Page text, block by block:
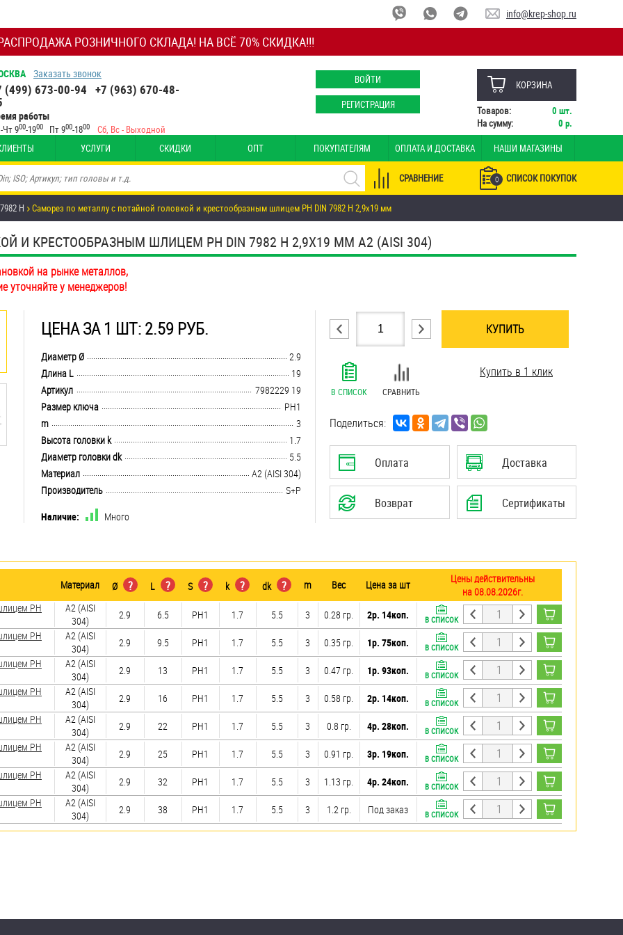
РОЗНИЧНОГО СКЛАДА! НА ВСЁ 70% СКИДКА!!!
info@krep-shop.ru
Заказать звонок
(499) 673-00-94 +7 (963) 670-48-
работы
Чт 900-1900 Пт 900-1800 Сб, Вс - Выходной
ВОЙТИ
РЕГИСТРАЦИЯ
КОРЗИНА
Товаров: 0 шт.
На сумму:
0 р.
УСЛУГИ СКИДКИ ОПТ ПОКУПАТЕЛЯМ ОПЛАТА И ДОСТАВКА НАШИ МАГАЗИНЫ
0 СПИСОК ПОКУПОК
СРАВНЕНИЕ
H Саморез по металлу с потайной головкой и крестообразным шлицем PH DIN 7982 H 2,9х19 мм
И КРЕСТООБРАЗНЫМ ШЛИЦЕМ PH DIN 7982 H 2,9Х19 ММ А2 (AISI 304)
на рынке металлов,
уточняйте у менеджеров!
ЦЕНА ЗА 1 ШТ: 2.59 РУБ.
........................................................................................................................................................................................................
Диаметр Ø
2.9
........................................................................................................................................................................................................
Длина L
19
........................................................................................................................................................................................................
Артикул
7982229 19
........................................................................................................................................................................................................
Размер ключа
PH1
........................................................................................................................................................................................................
m
3
........................................................................................................................................................................................................
Высота головки k
1.7
........................................................................................................................................................................................................
Диаметр головки dk
5.5
........................................................................................................................................................................................................
Материал
А2 (AISI 304)
........................................................................................................................................................................................................
Производитель
S+P
Наличие:
Много
КУПИТЬ
В СПИСОК СРАВНИТЬ
Купить в 1 клик
Поделиться:
Оплата Доставка
Возврат Сертификаты
Материал Ø ? L ? S ? k ? dk ? m Вес Цена за шт
Цены действительны
на 08.08.2026г.
PH
А2 (AISI
304)
2.9 6.5 PH1 1.7 5.5 3 0.28 гр. 2р. 14коп. В СПИСОК
PH
А2 (AISI
304)
2.9 9.5 PH1 1.7 5.5 3 0.35 гр. 1р. 75коп. В СПИСОК
PH
А2 (AISI
304)
2.9 13 PH1 1.7 5.5 3 0.47 гр. 1р. 93коп. В СПИСОК
PH
А2 (AISI
304)
2.9 16 PH1 1.7 5.5 3 0.58 гр. 2р. 14коп. В СПИСОК
PH
А2 (AISI
304)
2.9 22 PH1 1.7 5.5 3 0.8 гр. 4р. 28коп. В СПИСОК
PH
А2 (AISI
304)
2.9 25 PH1 1.7 5.5 3 0.91 гр. 3р. 19коп. В СПИСОК
PH
А2 (AISI
304)
2.9 32 PH1 1.7 5.5 3 1.13 гр. 4р. 24коп. В СПИСОК
PH
А2 (AISI
304)
2.9 38 PH1 1.7 5.5 3 1.2 гр. Под заказ В СПИСОК